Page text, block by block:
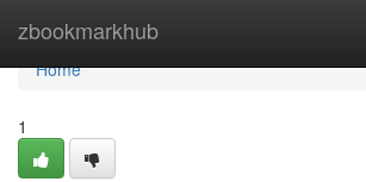
zbookmarkhub
Home
Home
1